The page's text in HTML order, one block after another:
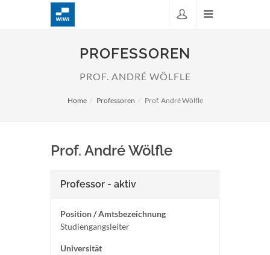
PROFESSOREN
PROF. ANDRÉ WÖLFLE
Home Professoren Prof. André Wölfle
Prof. André Wölfle
Professor - aktiv
Position / Amtsbezeichnung
Studiengangsleiter
Universität